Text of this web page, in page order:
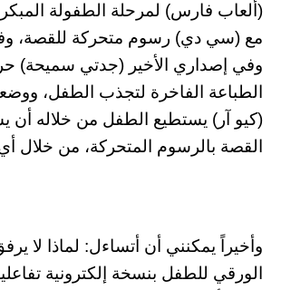
(ألعاب فارس) لمرحلة الطفولة
مع (سي دي) رسوم متحركة للقصة،
وفي إصداري الأخير (جدتي سميحة)
الطباعة الفاخرة لتجذب الطفل،
(كيو آر) يستطيع الطفل من خلاله أن
القصة بالرسوم المتحركة، من خلال
وأخيراً يمكنني أن أتساءل: لماذا لا
الورقي للطفل بنسخة إلكترونية